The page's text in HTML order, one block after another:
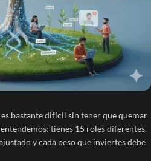
bastante difícil sin tener que quemar
tienes 15 roles diferentes,
y cada peso que inviertes debe